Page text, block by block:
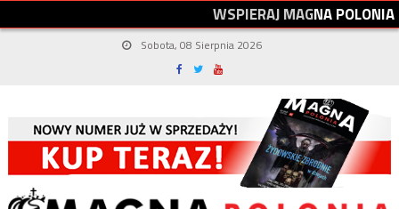
WSPIERAJMAGNAPOLONIA
Sobota, 08 Sierpnia 2026